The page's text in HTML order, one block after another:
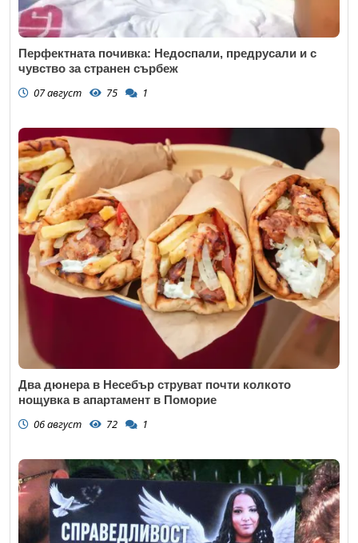
Перфектната почивка: Недоспали, предрусали и с
чувство за странен сърбеж
07 август 75 1
Два дюнера в Несебър струват почти колкото
нощувка в апартамент в Поморие
06 август 72 1